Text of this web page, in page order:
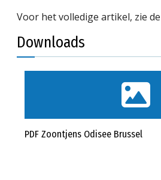
Voor het volledige artikel, zie
Downloads
PDF Zoontjens Odisee Brussel